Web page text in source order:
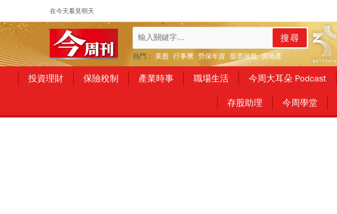
在今天看見明天
搜尋
熱門： 美股 行事曆 勞保年資 股票抽籤 房地產
投資理財 保險稅制 產業時事 職場生活 今周大耳朵 Podcast
存股助理 今周學堂